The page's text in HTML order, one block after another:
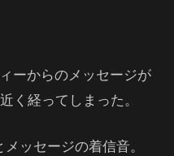
ーからのメッセージが
く経ってしまった。
ッセージの着信音。